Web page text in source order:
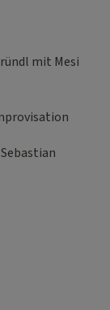
mit Mesi